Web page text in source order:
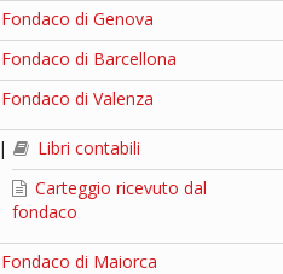
Fondaco di Genova
Fondaco di Barcellona
Fondaco di Valenza
|
Libri contabili
Carteggio ricevuto dal
fondaco
Fondaco di Maiorca